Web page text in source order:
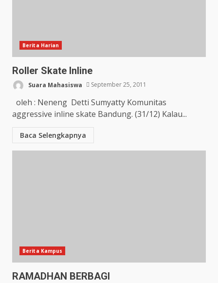
Berita Harian
Roller Skate Inline
Suara Mahasiswa September 25, 2011
oleh : Neneng Detti Sumyatty Komunitas
aggressive inline skate Bandung. (31/12) Kalau...
Baca Selengkapnya
Berita Kampus
RAMADHAN BERBAGI